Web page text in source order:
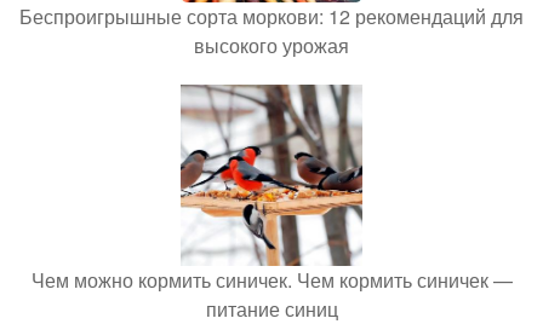
Беспроигрышные сорта моркови: 12 рекомендаций для
высокого урожая
Чем можно кормить синичек. Чем кормить синичек —
питание синиц